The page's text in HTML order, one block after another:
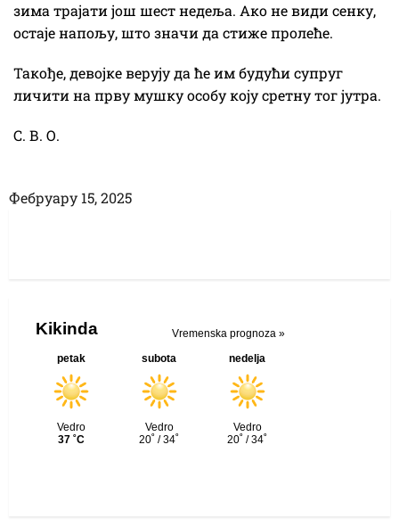
зима трајати још шест недеља. Ако не види сенку,
остаје напољу, што значи да стиже пролеће.
Такође, девојке верују да ће им будући супруг
личити на прву мушку особу коју сретну тог јутра.
С. В. О.
Фебруарy 15, 2025